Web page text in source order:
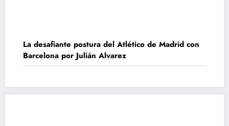
La desafiante postura del Atlético de Madrid con
Barcelona por Julián Alvarez